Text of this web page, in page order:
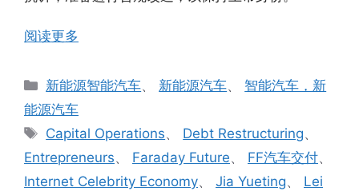
阅读更多
分
类
新能源智能汽车、 新能源汽车、 智能汽车，新
能源汽车
标
签
Capital Operations、 Debt Restructuring、
Entrepreneurs、 Faraday Future、 FF汽车交付、
Internet Celebrity Economy、 Jia Yueting、 Lei